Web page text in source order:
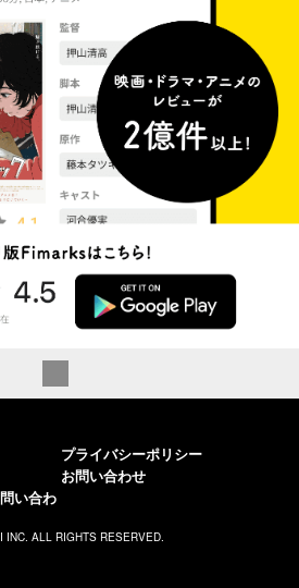
い合わ
プライバシーポリシー
お問い合わせ
INC. ALL RIGHTS RESERVED.